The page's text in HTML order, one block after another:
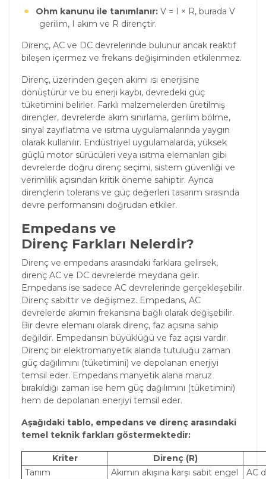
Ohm kanunu ile tanımlanır: V = I × R, burada V
gerilim, I akım ve R dirençtir.
Direnç, AC ve DC devrelerinde bulunur ancak reaktif
bileşen içermez ve frekans değişiminden etkilenmez.
Direnç, üzerinden geçen akımı ısı enerjisine
dönüştürür ve bu enerji kaybı, devredeki güç
tüketimini belirler. Farklı malzemelerden üretilmiş
dirençler, devrelerde akım sınırlama, gerilim bölme,
sinyal zayıflatma ve ısıtma uygulamalarında yaygın
olarak kullanılır. Endüstriyel uygulamalarda, yüksek
güçlü motor sürücüleri veya ısıtma elemanları gibi
devrelerde doğru direnç seçimi, sistem güvenliği ve
verimlilik açısından kritik öneme sahiptir. Ayrıca
dirençlerin tolerans ve güç değerleri tasarım sırasında
devre performansını doğrudan etkiler.
Empedans ve
Direnç Farkları Nelerdir?
Direnç ve empedans arasındaki farklara gelirsek,
direnç AC ve DC devrelerde meydana gelir.
Empedans ise sadece AC devrelerinde gerçekleşebilir.
Direnç sabittir ve değişmez. Empedans, AC
devrelerde akımın frekansına bağlı olarak değişebilir.
Bir devre elemanı olarak direnç, faz açısına sahip
değildir. Empedansın büyüklüğü ve faz açısı vardır.
Direnç bir elektromanyetik alanda tutuluğu zaman
güç dağılımını (tüketimini) ve depolanan enerjiyi
temsil eder. Empedans manyetik alana maruz
bırakıldığı zaman ise hem güç dağılımını (tüketimini)
hem de depolanan enerjiyi temsil eder.
Aşağıdaki tablo, empedans ve direnç arasındaki
temel teknik farkları göstermektedir:
Kriter
Direnç (R)
Tanım
Akımın akışına karşı sabit engel
AC